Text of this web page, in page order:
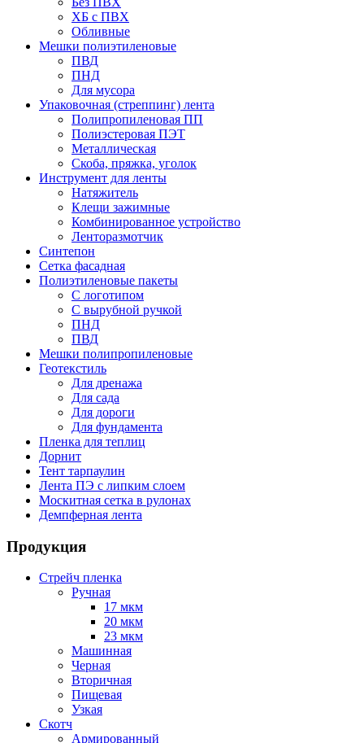
ХБ с ПВХ
Обливные
Мешки полиэтиленовые
ПВД
ПНД
Для мусора
Упаковочная (стреппинг) лента
Полипропиленовая ПП
Полиэстеровая ПЭТ
Металлическая
Скоба, пряжка, уголок
Инструмент для ленты
Натяжитель
Клещи зажимные
Комбинированное устройство
Ленторазмотчик
Синтепон
Сетка фасадная
Полиэтиленовые пакеты
С логотипом
С вырубной ручкой
ПНД
ПВД
Мешки полипропиленовые
Геотекстиль
Для дренажа
Для сада
Для дороги
Для фундамента
Пленка для теплиц
Дорнит
Тент тарпаулин
Лента ПЭ с липким слоем
Москитная сетка в рулонах
Демпферная лента
Продукция
Стрейч пленка
Ручная
17 мкм
20 мкм
23 мкм
Машинная
Черная
Вторичная
Пищевая
Узкая
Скотч
Армированный